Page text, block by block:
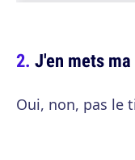
J'en mets
Oui, non, pas le